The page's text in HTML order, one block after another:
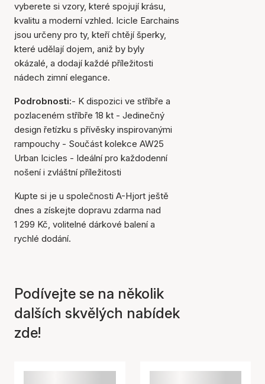
vyberete si vzory, které spojují krásu,
kvalitu a moderní vzhled. Icicle Earchains
jsou určeny pro ty, kteří chtějí šperky,
které udělají dojem, aniž by byly
okázalé, a dodají každé příležitosti
nádech zimní elegance.
Podrobnosti:- K dispozici ve stříbře a
pozlaceném stříbře 18 kt - Jedinečný
design řetízku s přívěsky inspirovanými
rampouchy - Součást kolekce AW25
Urban Icicles - Ideální pro každodenní
nošení i zvláštní příležitosti
Kupte si je u společnosti A-Hjort ještě
dnes a získejte dopravu zdarma nad
1 299 Kč, volitelné dárkové balení a
rychlé dodání.
Podívejte se na několik
dalších skvělých nabídek
zde!